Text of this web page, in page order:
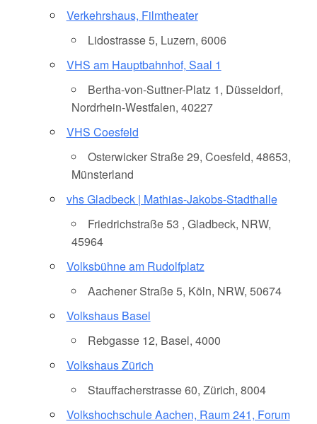
Buchhandel
Verkehrshaus, Filmtheater
Lidostrasse 5, Luzern, 6006
VHS am Hauptbahnhof, Saal 1
Bertha-von-Suttner-Platz 1, Düsseldorf,
Nordrhein-Westfalen, 40227
VHS Coesfeld
Osterwicker Straße 29, Coesfeld, 48653,
Münsterland
vhs Gladbeck | Mathias-Jakobs-Stadthalle
Friedrichstraße 53 , Gladbeck, NRW,
45964
Volksbühne am Rudolfplatz
Aachener Straße 5, Köln, NRW, 50674
Volkshaus Basel
Rebgasse 12, Basel, 4000
Volkshaus Zürich
Stauffacherstrasse 60, Zürich, 8004
Volkshochschule Aachen, Raum 241, Forum